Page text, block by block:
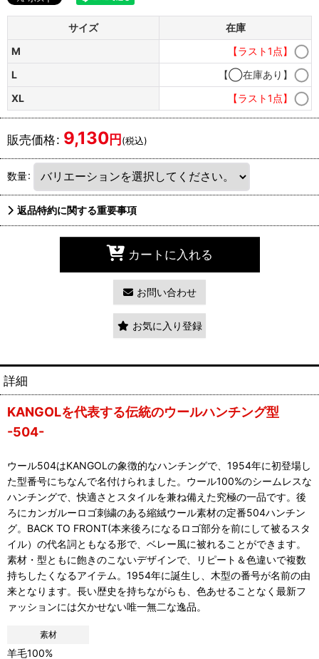
サイズ
在庫
M
【ラスト1点】
L
【◯在庫あり】
XL
【ラスト1点】
販売価格: 9,130円(税込)
数量:
返品特約に関する重要事項
カートに入れる
お問い合わせ
お気に入り登録
詳細
KANGOLを代表する伝統のウールハンチング型
-504-
ウール504はKANGOLの象徴的なハンチングで、1954年に初登場し
た型番号にちなんで名付けられました。ウール100%のシームレスな
ハンチングで、快適さとスタイルを兼ね備えた究極の一品です。後
ろにカンガルーロゴ刺繍のある縮絨ウール素材の定番504ハンチン
グ。BACK TO FRONT(本来後ろになるロゴ部分を前にして被るスタ
イル）の代名詞ともなる形で、ベレー風に被れることができます。
素材・型ともに飽きのこないデザインで、リピート＆色違いで複数
持ちしたくなるアイテム。1954年に誕生し、木型の番号が名前の由
来となります。長い歴史を持ちながらも、色あせることなく最新フ
ァッションには欠かせない唯一無二な逸品。
素材
羊毛100%